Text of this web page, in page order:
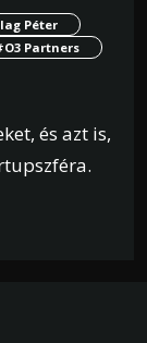
Péter
Partners
és azt is,